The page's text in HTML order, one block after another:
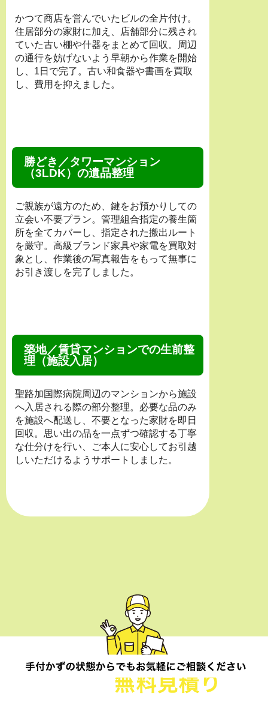
かつて商店を営んでいたビルの全片付け。
住居部分の家財に加え、店舗部分に残され
ていた古い棚や什器をまとめて回収。周辺
の通行を妨げないよう早朝から作業を開始
し、1日で完了。古い和食器や書画を買取
し、費用を抑えました。
勝どき／タワーマンション
（3LDK）の遺品整理
ご親族が遠方のため、鍵をお預かりしての
立会い不要プラン。管理組合指定の養生箇
所を全てカバーし、指定された搬出ルート
を厳守。高級ブランド家具や家電を買取対
象とし、作業後の写真報告をもって無事に
お引き渡しを完了しました。
築地／賃貸マンションでの生前整
理（施設入居）
聖路加国際病院周辺のマンションから施設
へ入居される際の部分整理。必要な品のみ
を施設へ配送し、不要となった家財を即日
回収。思い出の品を一点ずつ確認する丁寧
な仕分けを行い、ご本人に安心してお引越
しいただけるようサポートしました。